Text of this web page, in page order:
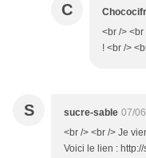
C
<br />
! <br />
S sucre-sable 07/
<br /> <br /> Je
Voici le lien :